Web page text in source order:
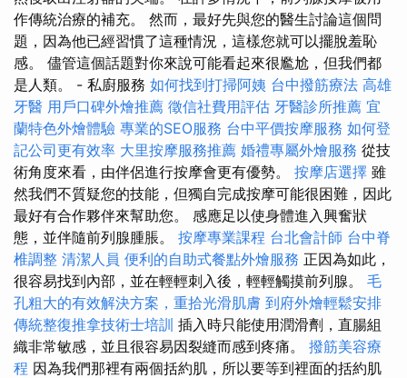
作傳統治療的補充。 然而，最好先與您的醫生討論這個問
題，因為他已經習慣了這種情況，這樣您就可以擺脫羞恥
感。 儘管這個話題對你來說可能看起來很尷尬，但我們都
是人類。 - 私廚服務 如何找到打掃阿姨 台中撥筋療法 高雄
牙醫 用戶口碑外燴推薦 徵信社費用評估 牙醫診所推薦 宜
蘭特色外燴體驗 專業的SEO服務 台中平價按摩服務 如何登
記公司更有效率 大里按摩服務推薦 婚禮專屬外燴服務 從技
術角度來看，由伴侶進行按摩會更有優勢。 按摩店選擇 雖
然我們不質疑您的技能，但獨自完成按摩可能很困難，因此
最好有合作夥伴來幫助您。 感應足以使身體進入興奮狀
態，並伴隨前列腺腫脹。 按摩專業課程 台北會計師 台中脊
椎調整 清潔人員 便利的自助式餐點外燴服務 正因為如此，
很容易找到內部，並在輕輕刺入後，輕輕觸摸前列腺。 毛
孔粗大的有效解決方案，重拾光滑肌膚 到府外燴輕鬆安排
傳統整復推拿技術士培訓 插入時只能使用潤滑劑，直腸組
織非常敏感，並且很容易因裂縫而感到疼痛。 撥筋美容療
程 因為我們那裡有兩個括約肌，所以要等到裡面的括約肌